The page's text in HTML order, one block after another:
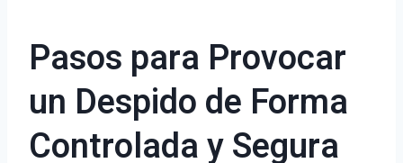
Pasos para Provocar
un Despido de Forma
Controlada y Segura